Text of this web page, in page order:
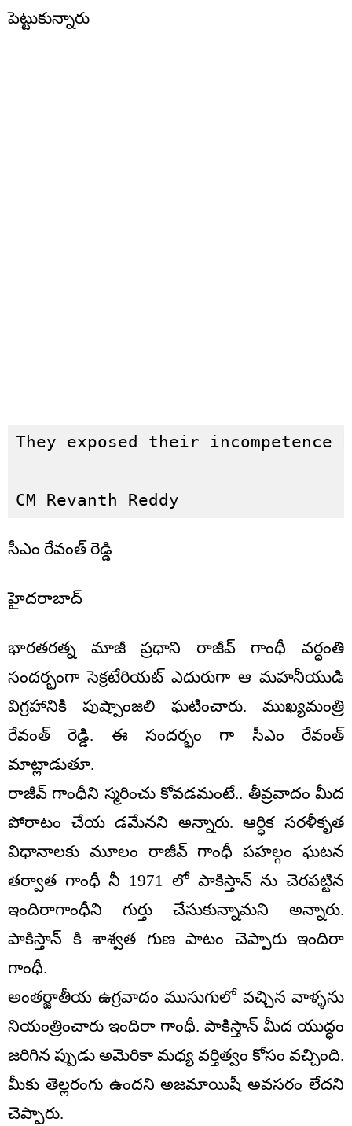
పెట్టుకున్నారు
They exposed their incompetence
CM Revanth Reddy
సీఎం రేవంత్ రెడ్డి
హైదరాబాద్
భారతరత్న మాజీ ప్రధాని రాజీవ్ గాంధీ వర్ధంతి
సందర్భంగా సెక్రటేరియట్ ఎదురుగా ఆ మహనీయుడి
విగ్రహానికి పుష్పాంజలి ఘటించారు. ముఖ్యమంత్రి
రేవంత్ రెడ్డి. ఈ సందర్భం గా సీఎం రేవంత్
మాట్లాడుతూ.
రాజీవ్ గాంధీని స్మరించు కోవడమంటే.. తీవ్రవాదం మీద
పోరాటం చేయ డమేనని అన్నారు. ఆర్ధిక సరళీకృత
విధానాలకు మూలం రాజీవ్ గాంధీ పహల్గం ఘటన
తర్వాత గాంధీ నీ 1971 లో పాకిస్తాన్ ను చెరపట్టిన
ఇందిరాగాంధీని గుర్తు చేసుకున్నామని అన్నారు.
పాకిస్తాన్ కి శాశ్వత గుణ పాటం చెప్పారు ఇందిరా
గాంధీ.
అంతర్జాతీయ ఉగ్రవాదం ముసుగులో వచ్చిన వాళ్ళను
నియంత్రించారు ఇందిరా గాంధీ. పాకిస్తాన్ మీద యుద్ధం
జరిగిన ప్పుడు అమెరికా మధ్య వర్తిత్వం కోసం వచ్చింది.
మీకు తెల్లరంగు ఉందని అజమాయిషీ అవసరం లేదని
చెప్పారు.